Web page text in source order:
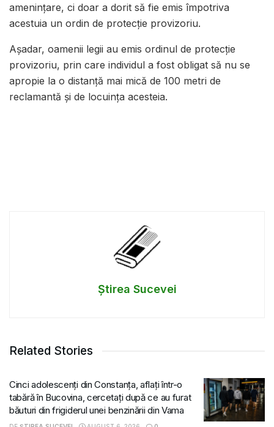
ameninţare, ci doar a dorit să fie emis împotriva
acestuia un ordin de protecție provizoriu.
Așadar, oamenii legii au emis ordinul de protecţie
provizoriu, prin care individul a fost obligat să nu se
apropie la o distanţă mai mică de 100 metri de
reclamantă şi de locuinţa acesteia.
Știrea Sucevei
Related Stories
Cinci adolescenți din Constanța, aflați într-o
tabără în Bucovina, cercetați după ce au furat
băuturi din frigiderul unei benzinării din Vama